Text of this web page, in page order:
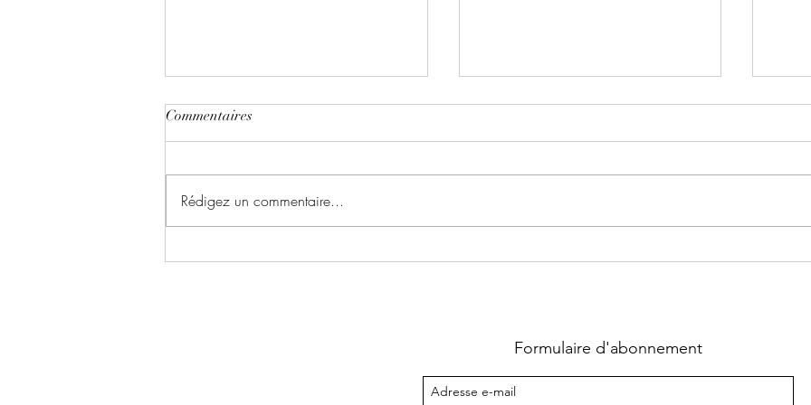
Commentaires
Rédigez un commentaire...
Formulaire d'abonnement